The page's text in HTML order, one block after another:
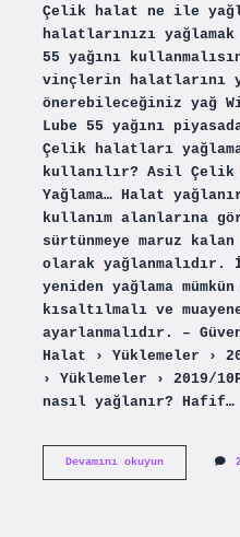
Çelik halat ne ile
halatlarınızı
55 yağını
vinçlerin halatlarını
önerebileceğiniz yağ
Lube 55 yağını
Çelik halatları
kullanılır? Asil Çelik
Yağlama… Halat
kullanım alanlarına
sürtünmeye maruz
olarak yağlanmalıdır.
yeniden yağlama
kısaltılmalı ve
ayarlanmalıdır. –
Halat › Yüklemeler ›
› Yüklemeler › 2019/
nasıl yağlanır? Hafif…
Devamını okuyunHalat